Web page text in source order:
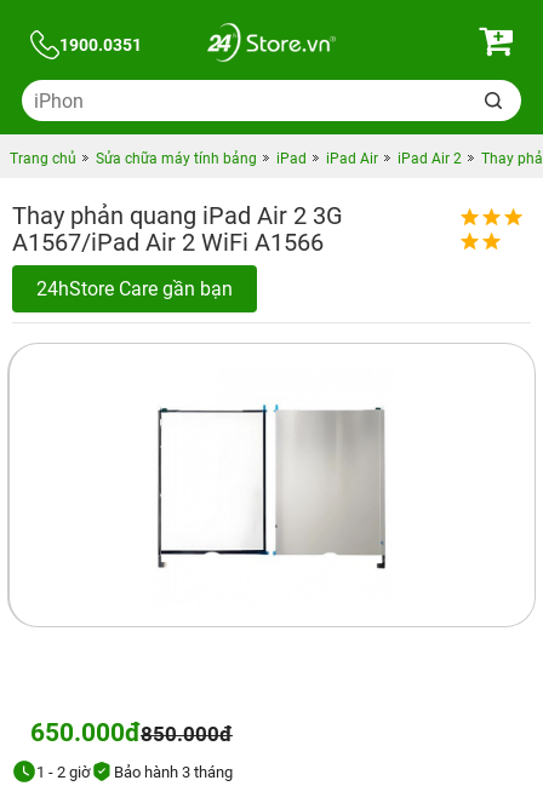
1900.0351
Trang chủ Sửa chữa máy tính bảng iPad iPad Air iPad Air 2 Thay
Thay phản quang iPad Air 2 3G
A1567/iPad Air 2 WiFi A1566
24hStore Care gần bạn
650.000đ850.000đ
1 - 2 giờ Bảo hành 3 tháng